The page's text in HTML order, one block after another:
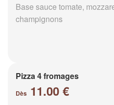
Base sauce tomate,
champignons
Pizza 4 fromages
Dès 11.00 €